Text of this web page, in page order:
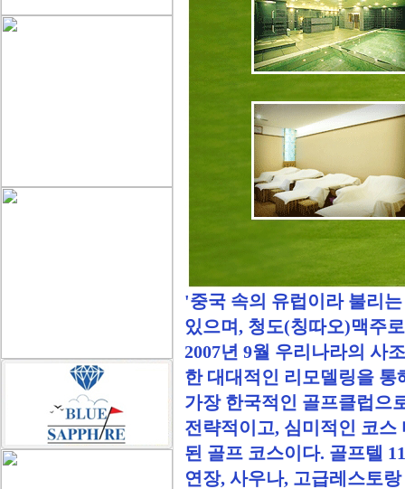
'중국 속의 유럽이라 불리
있으며, 청도(칭따오)맥주
2007년 9월 우리나라의 사
한 대대적인 리모델링을
가장 한국적인 골프클럽으
전략적이고, 심미적인 코
된 골프 코스이다. 골프텔
연장, 사우나, 고급레스토